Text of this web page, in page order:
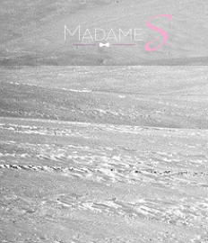
Aller
au
contenu